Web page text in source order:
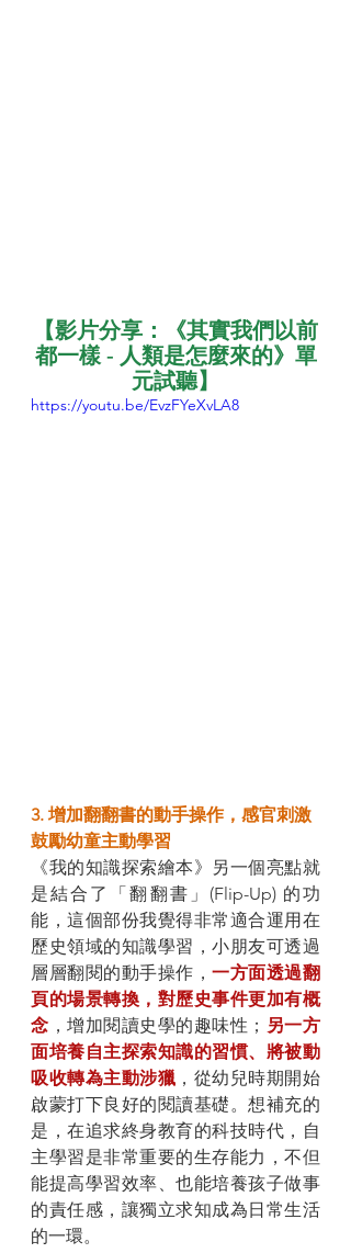
【影片分享：《其實我們以前
都一樣 - 人類是怎麼來的》單
元試聽】
https://youtu.be/EvzFYeXvLA8
3. 增加翻翻書的動手操作，感官刺激
鼓勵幼童主動學習
《我的知識探索繪本》另一個亮點就
是結合了「翻翻書」(Flip-Up) 的功
能，這個部份我覺得非常適合運用在
歷史領域的知識學習，小朋友可透過
層層翻閱的動手操作，一方面透過翻
頁的場景轉換，對歷史事件更加有概
念 ，增加閱讀史學的趣味性； 另一方
面培養自主探索知識的習慣、將被動
吸收轉為主動涉獵 ，從幼兒時期開始
啟蒙打下良好的閱讀基礎。想補充的
是，在追求終身教育的科技時代，自
主學習是非常重要的生存能力，不但
能提高學習效率、也能培養孩子做事
的責任感，讓獨立求知成為日常生活
的一環。